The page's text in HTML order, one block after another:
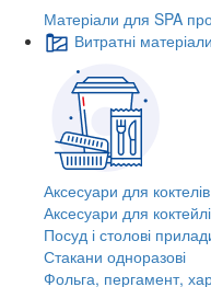
Матеріали для SPA
Витратні
Аксесуари для коктелів
Аксесуари для
Посуд і столові
Стакани одноразові
Фольга, пергамент,